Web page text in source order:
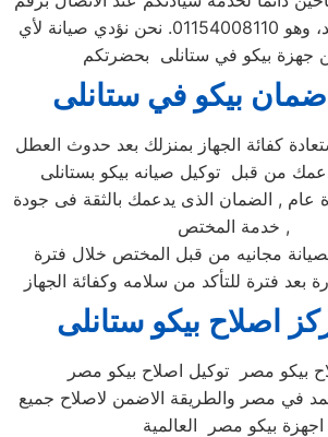
خدمة بيكو الموحَّد، وهو 01154008110. نحن نؤدي صيانة لأي
ضمان بيكو في ستانلى
كفائة الجهاز بمنزلك بعد حدوث العطل
من قبل توكيل صيانه بيكو بستانلى
, الضمان الذى يدعمك بالثقة فى جودة
خدمة المختص ,
مجانيه من قبل المختص خلال فترة
اصلاح بيكو ستانلى
بيكو مصر توكيل اصلاح بيكو مصر
اجهزة بيكو مصر العالمية